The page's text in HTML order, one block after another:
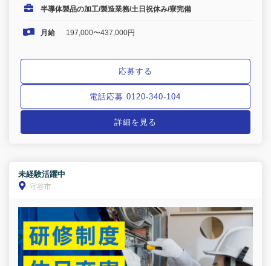
半導体製品の加工/製造業務/土日祝休み/寮完備
月給 197,000〜437,000円
応募する
電話応募 0120-340-104
詳細を見る
未経験活躍中
守谷市